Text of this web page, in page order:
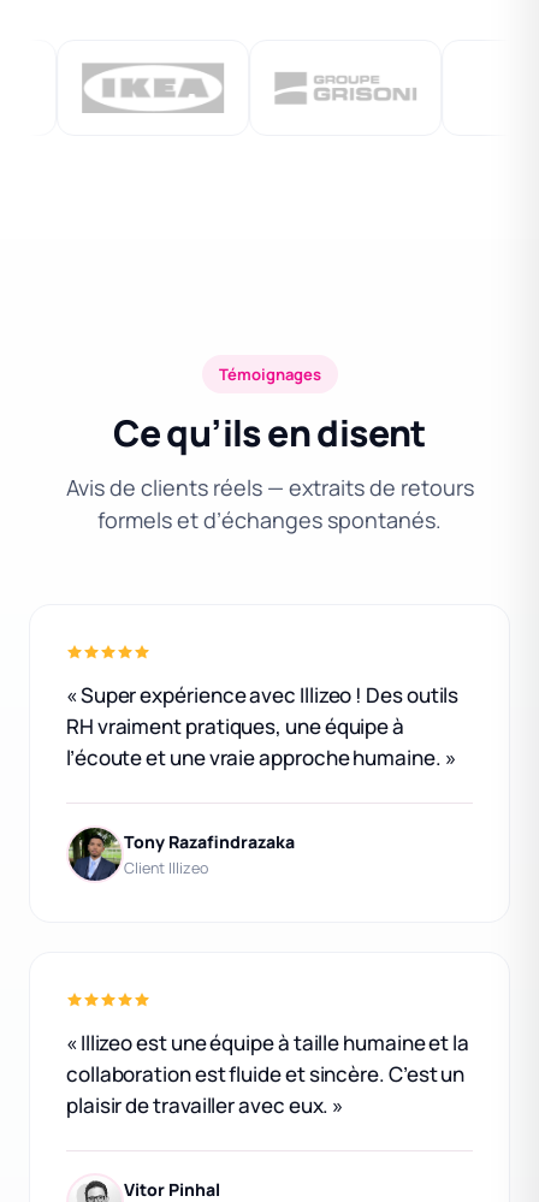
Témoignages
Ce qu’ils en disent
Avis de clients réels — extraits de retours
formels et d’échanges spontanés.
« Super expérience avec Illizeo ! Des outils
RH vraiment pratiques, une équipe à
l’écoute et une vraie approche humaine. »
Tony Razafindrazaka
Client Illizeo
« Illizeo est une équipe à taille humaine et la
collaboration est fluide et sincère. C’est un
plaisir de travailler avec eux. »
Vitor Pinhal